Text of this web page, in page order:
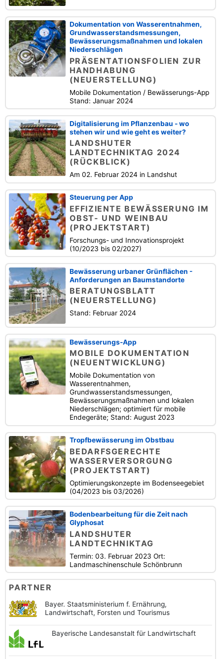
Dokumentation von Wasserentnahmen,
Grundwasserstandsmessungen,
Bewässerungsmaßnahmen und lokalen
Niederschlägen
PRÄSENTATIONSFOLIEN ZUR
HANDHABUNG
(NEUERSTELLUNG)
Mobile Dokumentation / Bewässerungs-App
Stand: Januar 2024
Digitalisierung im Pflanzenbau - wo
stehen wir und wie geht es weiter?
LANDSHUTER
LANDTECHNIKTAG 2024
(RÜCKBLICK)
Am 02. Februar 2024 in Landshut
Steuerung per App
EFFIZIENTE BEWÄSSERUNG IM
OBST- UND WEINBAU
(PROJEKTSTART)
Forschungs- und Innovationsprojekt
(10/2023 bis 02/2027)
Bewässerung urbaner Grünflächen -
Anforderungen an Baumstandorte
BERATUNGSBLATT
(NEUERSTELLUNG)
Stand: Februar 2024
Bewässerungs-App
MOBILE DOKUMENTATION
(NEUENTWICKLUNG)
Mobile Dokumentation von
Wasserentnahmen,
Grundwasserstandsmessungen,
Bewässerungsmaßnahmen und lokalen
Niederschlägen; optimiert für mobile
Endegeräte; Stand: August 2023
Tropfbewässerung im Obstbau
BEDARFSGERECHTE
WASSERVERSORGUNG
(PROJEKTSTART)
Optimierungskonzepte im Bodenseegebiet
(04/2023 bis 03/2026)
Bodenbearbeitung für die Zeit nach
Glyphosat
LANDSHUTER
LANDTECHNIKTAG
Termin: 03. Februar 2023 Ort:
Landmaschinenschule Schönbrunn
PARTNER
Bayer. Staatsministerium f. Ernährung,
Landwirtschaft, Forsten und Tourismus
Bayerische Landesanstaltfür Landwirtschaft